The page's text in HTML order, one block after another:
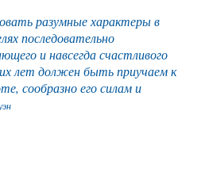
разумные характеры в
последовательно
и навсегда счастливого
лет должен быть приучаем к
сообразно его силам и